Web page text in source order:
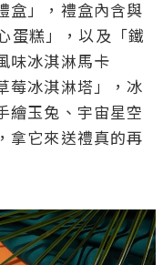
盒」，禮盒內含與
蛋糕」，以及「鐵
味冰淇淋馬卡
莓冰淇淋塔」，冰
繪玉兔、宇宙星空
拿它來送禮真的再